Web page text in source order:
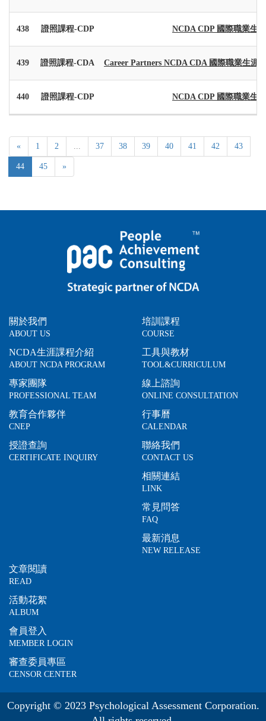
438 證照課程-CDP NCDA CDP 國際職業生
439 證照課程-CDA Career Partners NCDA CDA 國際職業生涯
440 證照課程-CDP NCDA CDP 國際職業生
« 1 2 ... 37 38 39 40 41 42 43
44 45 »
關於我們
ABOUT US
NCDA生涯課程介紹
ABOUT NCDA PROGRAM
專家團隊
PROFESSIONAL TEAM
教育合作夥伴
CNEP
授證查詢
CERTIFICATE INQUIRY
培訓課程
COURSE
工具與教材
TOOL&CURRICULUM
線上諮詢
ONLINE CONSULTATION
行事曆
CALENDAR
聯絡我們
CONTACT US
相關連結
LINK
常見問答
FAQ
最新消息
NEW RELEASE
文章閱讀
READ
活動花絮
ALBUM
會員登入
MEMBER LOGIN
審查委員專區
CENSOR CENTER
Copyright © 2023 Psychological Assessment Corporation.